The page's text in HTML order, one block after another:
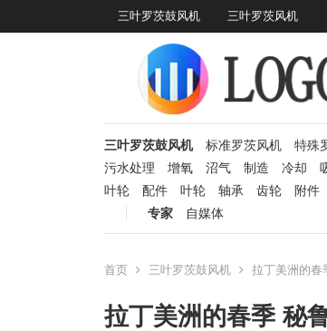
三叶罗茨鼓风机 三叶罗茨风机
三叶罗茨鼓风机 标准罗茨风机 特殊
污水处理
增氧 沼气 制造 冷却
叶轮
配件 叶轮 轴承 齿轮 附件
专家
自媒体
首页 三叶罗茨鼓风机 拉丁美洲的春
拉丁美洲的春季 秘